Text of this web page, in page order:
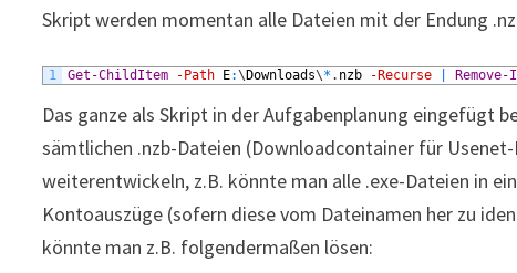
Skript werden momentan alle Dateien mit der Endung
1 Get-ChildItem -Path E:\ Downloads\* . nzb -Recurse Remove-
Das ganze als Skript in der Aufgabenplanung eingefügt
sämtlichen .nzb-Dateien (Downloadcontainer für
weiterentwickeln, z.B. könnte man alle .exe-Dateien in
Kontoauszüge (sofern diese vom Dateinamen her zu
könnte man z.B. folgendermaßen lösen: